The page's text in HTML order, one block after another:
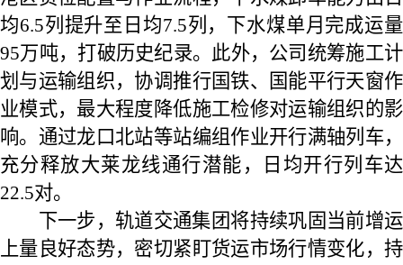
均6.5列提升至日均7.5列，下水煤单月完成运量
95万吨，打破历史纪录。此外，公司统筹施工计
划与运输组织，协调推行国铁、国能平行天窗作
业模式，最大程度降低施工检修对运输组织的影
响。通过龙口北站等站编组作业开行满轴列车，
充分释放大莱龙线通行潜能，日均开行列车达
22.5对。
下一步，轨道交通集团将持续巩固当前增运
上量良好态势，密切紧盯货运市场行情变化，持